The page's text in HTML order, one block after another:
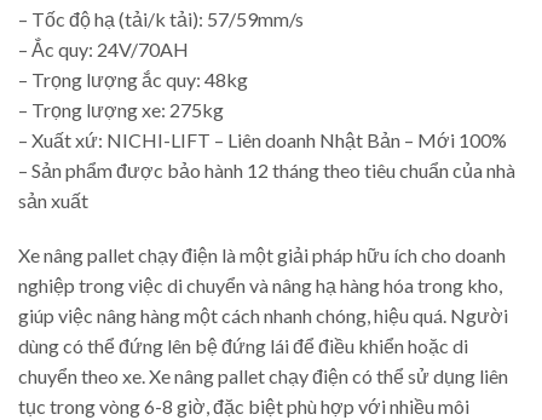
– Tốc độ hạ (tải/k tải): 57/59mm/s
– Ắc quy: 24V/70AH
– Trọng lượng ắc quy: 48kg
– Trọng lượng xe: 275kg
– Xuất xứ: NICHI-LIFT – Liên doanh Nhật Bản – Mới 100%
– Sản phẩm được bảo hành 12 tháng theo tiêu chuẩn của nhà
sản xuất
Xe nâng pallet chạy điện là một giải pháp hữu ích cho doanh
nghiệp trong việc di chuyển và nâng hạ hàng hóa trong kho,
giúp việc nâng hàng một cách nhanh chóng, hiệu quá. Người
dùng có thể đứng lên bệ đứng lái để điều khiển hoặc di
chuyển theo xe. Xe nâng pallet chạy điện có thể sử dụng liên
tục trong vòng 6-8 giờ, đặc biệt phù hợp với nhiều môi